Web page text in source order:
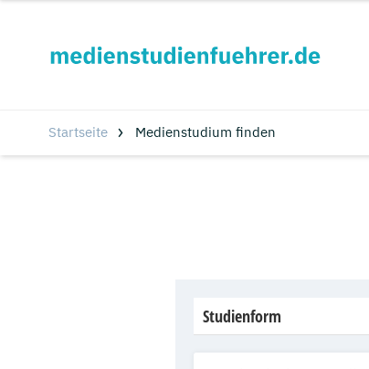
Startseite Medienstudium finden
Studienform